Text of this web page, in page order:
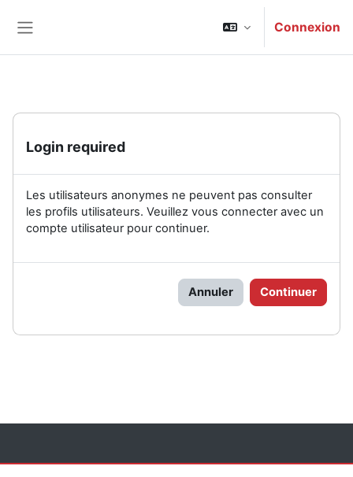
Connexion
Login required
Les utilisateurs anonymes ne peuvent pas consulter
les profils utilisateurs. Veuillez vous connecter avec un
compte utilisateur pour continuer.
Annuler Continuer